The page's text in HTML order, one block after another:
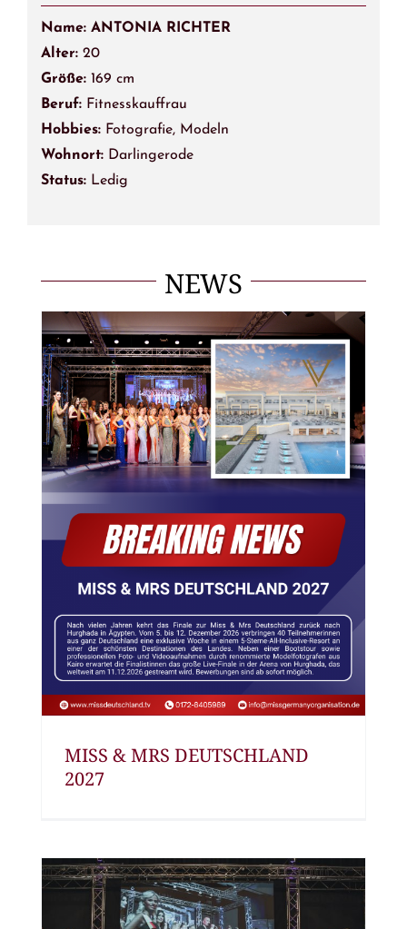
Name: ANTONIA RICHTER
Alter:20
Größe:169 cm
Beruf:Fitnesskauffrau
Hobbies:Fotografie, Modeln
Wohnort:Darlingerode
Status:Ledig
NEWS
MISS & MRS DEUTSCHLAND
2027